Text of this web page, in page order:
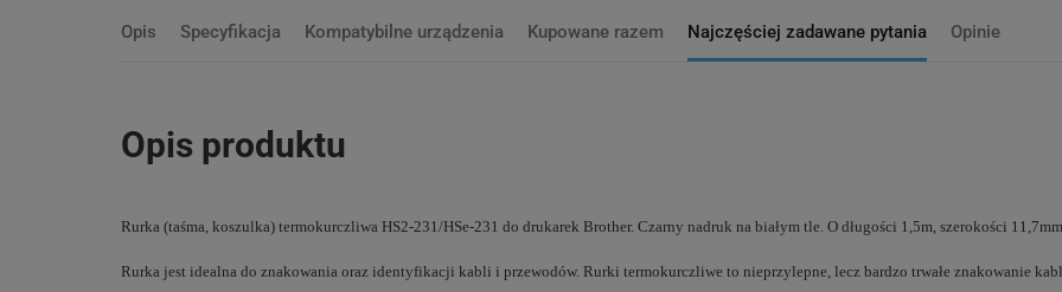
Opis Specyfikacja Kompatybilne urządzenia Kupowane razem Najczęściej zadawane pytania Opinie
Opis produktu
Rurka (taśma, koszulka) termokurczliwa HS2-231/HSe-231 do drukarek Brother. Czarny nadruk na białym tle. O długości 1,5m, szerokości 11,7mm
Rurka jest idealna do znakowania oraz identyfikacji kabli i przewodów. Rurki termokurczliwe to nieprzylepne, lecz bardzo trwałe znakowanie